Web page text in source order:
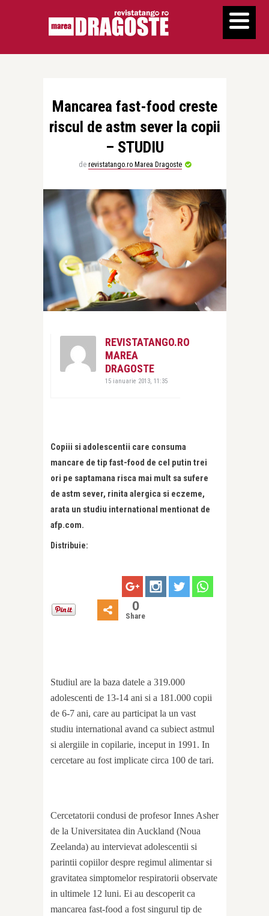
Mancarea fast-food creste
riscul de astm sever la copii
– STUDIU
de revistatango.ro Marea Dragoste
REVISTATANGO.RO
MAREA
DRAGOSTE
15 ianuarie 2013, 11:35
Copiii si adolescentii care consuma
mancare de tip fast-food de cel putin trei
ori pe saptamana risca mai mult sa sufere
de astm sever, rinita alergica si eczeme,
arata un studiu international mentionat de
afp.com.
Distribuie:
0
Share
Studiul are la baza datele a 319.000
adolescenti de 13-14 ani si a 181.000 copii
de 6-7 ani, care au participat la un vast
studiu international avand ca subiect astmul
si alergiile in copilarie, inceput in 1991. In
cercetare au fost implicate circa 100 de tari.
Cercetatorii condusi de profesor Innes Asher
de la Universitatea din Auckland (Noua
Zeelanda) au intervievat adolescentii si
parintii copiilor despre regimul alimentar si
gravitatea simptomelor respiratorii observate
in ultimele 12 luni. Ei au descoperit ca
mancarea fast-food a fost singurul tip de